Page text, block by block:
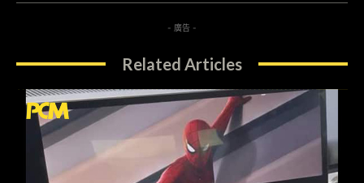
- 廣告 -
Related Articles